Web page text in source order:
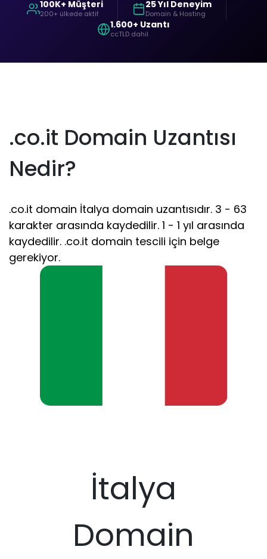
100K+ Müşteri
200+ ülkede aktif
25 Yıl Deneyim
Domain & Hosting
1.600+ Uzantı
ccTLD dahil
.co.it Domain Uzantısı
Nedir?
.co.it domain İtalya domain uzantısıdır. 3 - 63
karakter arasında kaydedilir. 1 - 1 yıl arasında
kaydedilir. .co.it domain tescili için belge
gerekiyor.
İtalya
Domain